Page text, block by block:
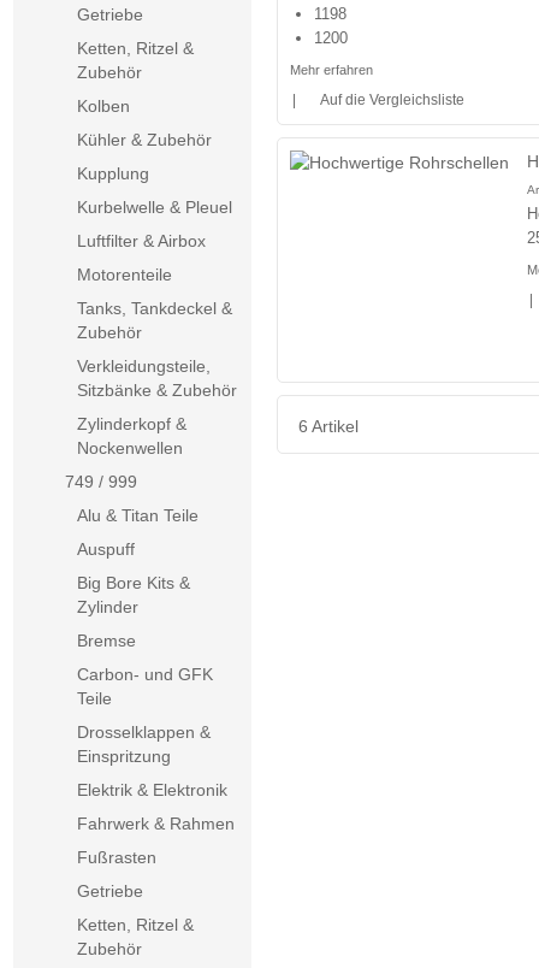
1198
1200
Mehr erfahren
Auf die Vergleichsliste
6 Artikel
Getriebe
Ketten, Ritzel &
Zubehör
Kolben
Kühler & Zubehör
Kupplung
Kurbelwelle & Pleuel
Luftfilter & Airbox
Motorenteile
Tanks, Tankdeckel &
Zubehör
Verkleidungsteile,
Sitzbänke & Zubehör
Zylinderkopf &
Nockenwellen
749 / 999
Alu & Titan Teile
Auspuff
Big Bore Kits &
Zylinder
Bremse
Carbon- und GFK
Teile
Drosselklappen &
Einspritzung
Elektrik & Elektronik
Fahrwerk & Rahmen
Fußrasten
Getriebe
Ketten, Ritzel &
Zubehör